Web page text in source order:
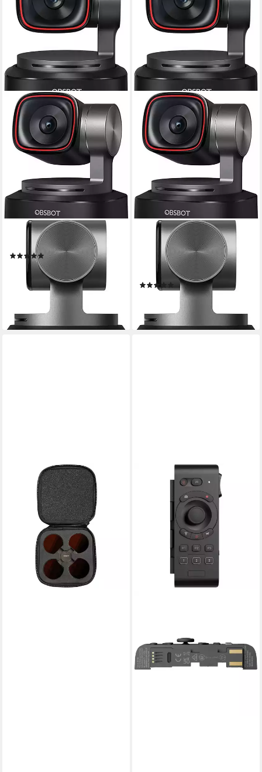
OBSBOT
Tiny 2 Webcam
(2)
ab 339,96 €
369,00 €
16,89 €
mtl. in 24 Raten
OBSBOT
Tiny 2 Lite Webcam
4K Ultra HD
Auflösung Video
48 MP
Auflösung Foto
(6)
ab 189,62 €
lieferbar - in 1-2 Werktagen bei dir
OBSBOT
ND-Filter 230397 Webcam
ab 60,71 €
lieferbar - in 2-3 Werktagen bei dir